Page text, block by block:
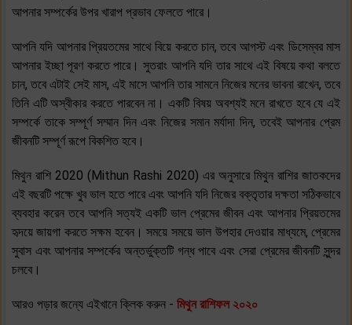
আপনার সম্পর্কের উপর খারাপ প্রভাব ফেলতে পারে।
আপনি যদি আপনার প্রিয়তমের সাথে বিয়ে করতে চান, তবে আগস্ট এবং ডিসেম্বর মাস
আপনার ইচ্ছা পূরণ করতে পারে। সুতরাং আপনি যদি তার সাথে এই বিষয়ে কথা বলতে
চান, তবে এটাই সেই মাস, এই মাসে আপনি তার সামনে নিজের মনের ভাবনা রাখেন, তবে
তিনি এটি অস্বীকার করতে পারবেন না। একটি বিষয় অবশ্যই মনে রাখতে হবে যে এই
সম্পর্কে তাকে সম্পূর্ণ সম্মান দিন এবং নিজের সমান মর্যাদা দিন, তবেই আপনার প্রেম
জীবনটি সম্পূর্ণ রূপে বিকশিত হবে।
মিথুন রাশি 2020 (Mithun Rashi 2020) এর অনুসারে মিথুন রাশির জাতকদের
এই বছরটি পক্ষে খুব ভাল হতে পারে এবং আপনি যদি নিজের বক্তৃতার দক্ষতা সঠিকভাবে
ব্যবহার করেন তবে আপনি সত্যই একটি ভাল প্রেমের জীবন এবং আপনার প্রিয়তমের
হৃদয়ে জায়গা করতে সক্ষম হবেন। সময়ে সময়ে ভাল উপহার দেওয়ার মাধ্যমে, প্রেমের
সুবাস এবং আপনার সম্পর্কের অন্তর্ভুক্তটি গন্ধ পাবে এবং সেরা প্রেমের জীবনটি সুন্দর
চলবে।
আরও পড়ার জন্যে এইখানে ক্লিক করুন - মিথুন রাশিফল ২০২০